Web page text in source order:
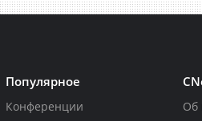
Популярное
Конференции
Об